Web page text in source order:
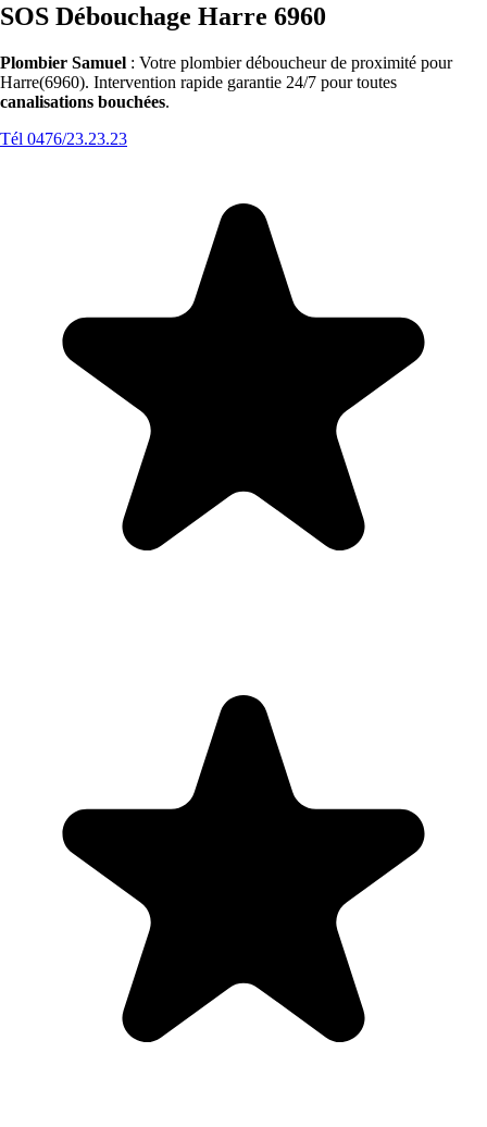
SOS Débouchage Harre 6960
Plombier Samuel : Votre plombier déboucheur de proximité pour
Harre(6960). Intervention rapide garantie 24/7 pour toutes
canalisations bouchées.
Tél 0476/23.23.23